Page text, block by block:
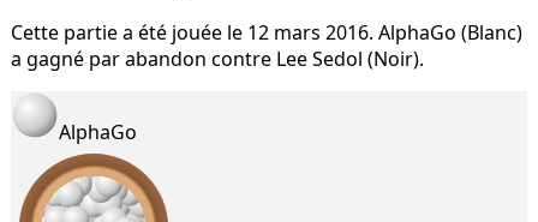
Cette partie a été jouée le 12 mars 2016. AlphaGo (Blanc)
a gagné par abandon contre Lee Sedol (Noir).
AlphaGo